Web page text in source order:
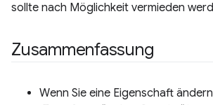
sollte nach Möglichkeit vermieden
Zusammenfassung
Wenn Sie eine Eigenschaft